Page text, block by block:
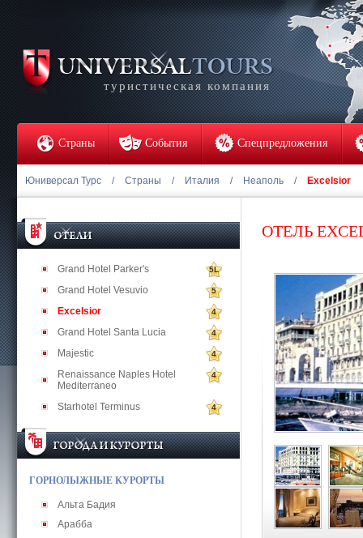
туристическая компания
Страны События Спецпредложения
Юниверсал Турс / Страны / Италия / Неаполь / Excelsior
Grand Hotel Parker's 5L
Grand Hotel Vesuvio 5
Excelsior 4
Grand Hotel Santa Lucia 4
Majestic 4
Renaissance Naples Hotel
Mediterraneo
4
Starhotel Terminus 4
ГОРНОЛЫЖНЫЕ КУРОРТЫ
Альта Бадия
Арабба
ОТЕЛЬ